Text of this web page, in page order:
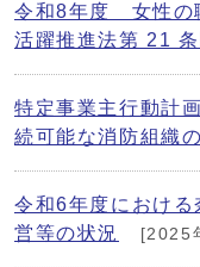
令和8年度 女性の
活躍推進法第 21
特定事業主行動計
続可能な消防組織
令和6年度におけ
営等の状況
[2025